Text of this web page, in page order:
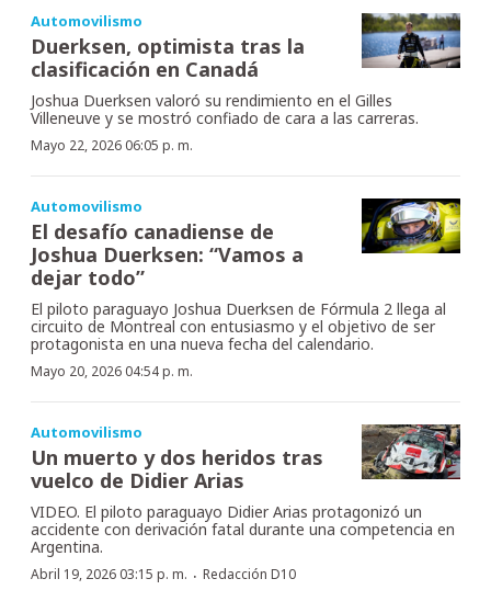
Automovilismo
Duerksen, optimista tras la
clasificación en Canadá
Joshua Duerksen valoró su rendimiento en el Gilles
Villeneuve y se mostró confiado de cara a las carreras.
Mayo 22, 2026 06:05 p. m.
Automovilismo
El desafío canadiense de
Joshua Duerksen: “Vamos a
dejar todo”
El piloto paraguayo Joshua Duerksen de Fórmula 2 llega al
circuito de Montreal con entusiasmo y el objetivo de ser
protagonista en una nueva fecha del calendario.
Mayo 20, 2026 04:54 p. m.
Automovilismo
Un muerto y dos heridos tras
vuelco de Didier Arias
VIDEO. El piloto paraguayo Didier Arias protagonizó un
accidente con derivación fatal durante una competencia en
Argentina.
Abril 19, 2026 03:15 p. m. · Redacción D10